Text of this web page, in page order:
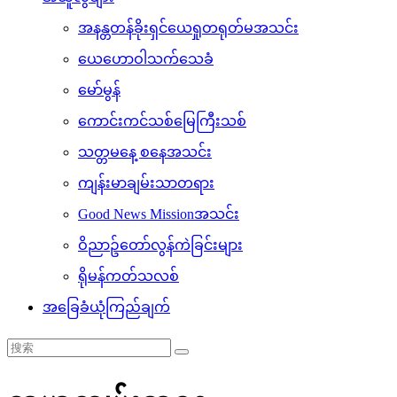
အနန္တတန်ခိုးရှင်ယေရှုတရုတ်မအသင်း
ယေဟောဝါသက်သေခံ
မော်မွန်
ကောင်းကင်သစ်မြေကြီးသစ်
သတ္တမနေ့ စနေအသင်း
ကျန်းမာချမ်းသာတရား
Good News Missionအသင်း
ဝိညာဥ်တော်လွန်ကဲခြင်းများ
ရိုမန်ကတ်သလစ်
အခြေခံယုံကြည်ချက်